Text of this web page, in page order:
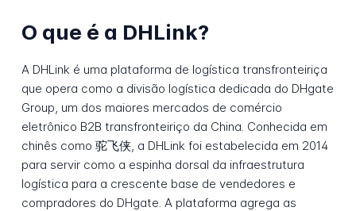
O que é a DHLink?
A DHLink é uma plataforma de logística transfronteiriça
que opera como a divisão logística dedicada do DHgate
Group, um dos maiores mercados de comércio
eletrônico B2B transfronteiriço da China. Conhecida em
chinês como 驼飞侠, a DHLink foi estabelecida em 2014
para servir como a espinha dorsal da infraestrutura
logística para a crescente base de vendedores e
compradores do DHgate. A plataforma agrega as